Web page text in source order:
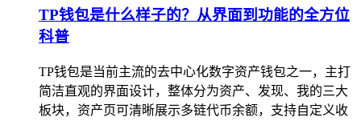
TP钱包是什么样子的？从界面到功能的全方位
科普
TP钱包是当前主流的去中心化数字资产钱包之一，主打
简洁直观的界面设计，整体分为资产、发现、我的三大
板块，资产页可清晰展示多链代币余额，支持自定义收